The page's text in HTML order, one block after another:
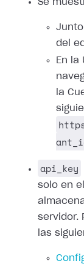
Se
del
En la
la
api_key
solo en
servidor.
las